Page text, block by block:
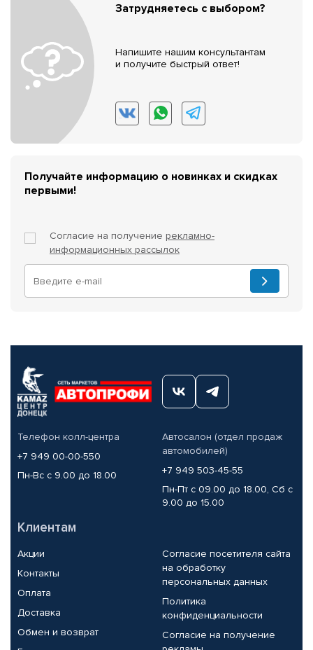
Затрудняетесь с выбором?
Напишите нашим консультантам
и получите быстрый ответ!
Получайте информацию о новинках и скидках
первыми!
Согласие на получение рекламно-
информационных рассылок
Телефон колл-центра
+7 949 00-00-550
Пн-Вс с 9.00 до 18.00
Автосалон (отдел продаж
автомобилей)
+7 949 503-45-55
Пн-Пт с 09.00 до 18.00, Сб с
9.00 до 15.00
Клиентам
Акции
Контакты
Оплата
Доставка
Обмен и возврат
Согласие посетителя сайта
на обработку
персональных данных
Политика
конфиденциальности
Согласие на получение